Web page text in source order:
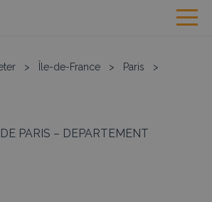
> Île-de-France > Paris >
PARIS – DEPARTEMENT